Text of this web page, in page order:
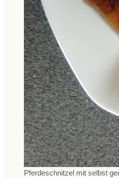
Pferdeschnitzel mit selbst